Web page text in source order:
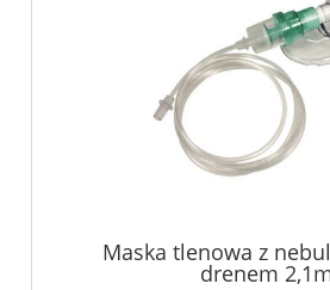
Maska tlenowa z
drenem